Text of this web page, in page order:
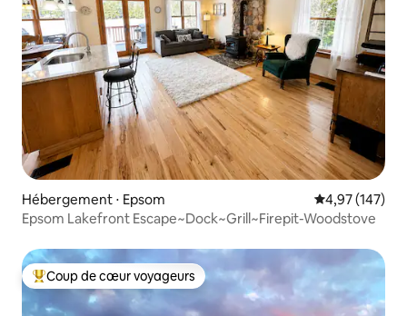
Hébergement ⋅ Epsom Évaluation
4,97 (147)
Epsom Lakefront Escape~Dock~Grill~Firepit-Woodstove
Coups de cœur voyageurs les plus appréciés
Coup de cœur voyageurs